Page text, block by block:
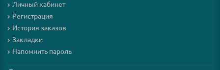
Личный кабинет
Регистрация
История заказов
Закладки
Напомнить пароль